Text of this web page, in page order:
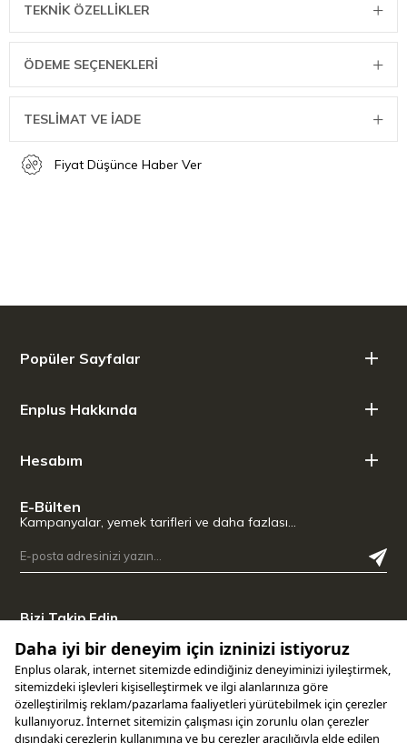
Kapak Materyali:Plastic-Polypropylenex (PP) + Cromargan®
TEKNIK ÖZELLIKLER
ÖDEME SEÇENEKLERI
TESLİMAT VE İADE
Fiyat Düşünce Haber Ver
Popüler Sayfalar
Enplus Hakkında
Hesabım
E-Bülten
Kampanyalar, yemek tarifleri ve daha fazlası…
Bizi Takip Edin
Uygulamamızı İndirin